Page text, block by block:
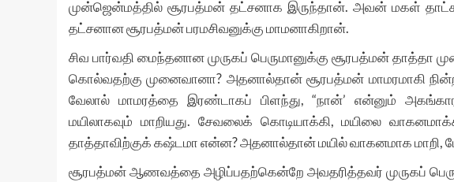
முன்ஜென்மத்தில் சூரபத்மன் தட்சனாக இருந்தான். அவன் மகள்
தட்சனான சூரபத்மன் பரமசிவனுக்கு மாமனாகிறான்.
சிவ பார்வதி மைந்தனான முருகப் பெருமானுக்கு சூரபத்மன் தாத்தா
கொல்வதற்கு முனைவானா? அதனால்தான் சூரபத்மன் மாமரமாகி
வேலால் மாமரத்தை இரண்டாகப் பிளந்து, “நான்’ என்னும்
மயிலாகவும் மாறியது. சேவலைக் கொடியாக்கி, மயிலை
தாத்தாவிற்குக் கஷ்டமா என்ன? அதனால்தான் மயில் வாகனமாக மாறி,
சூரபத்மன் ஆணவத்தை அழிப்பதற்கென்றே அவதரித்தவர் முருகப்